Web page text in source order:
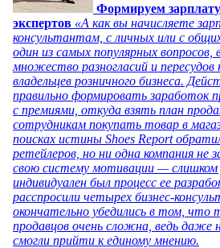
Формируем
экспертов «А как вы начисляете
консультантам, с личных или с
один из самых популярных
множество разногласий и
владельцев розничного бизнеса.
правильно формировать заработок
с премиями, откуда взять план
сотрудникам покупать товар в
поисках истины Shoes Report
ретейлеров, но ни одна компания не
свою систему мотивации —
индивидуален был процесс ее
расспросили четырех бизнес-
окончательно убедились в том, что
продавцов очень сложна, ведь даже
смогли прийти к единому мнению.